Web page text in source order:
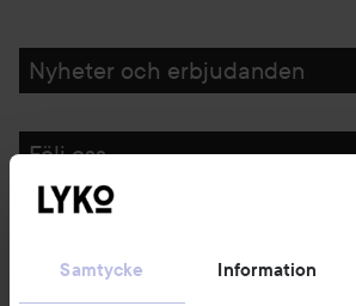
Samtycke Information
Nyheter och erbjudanden
Följ oss